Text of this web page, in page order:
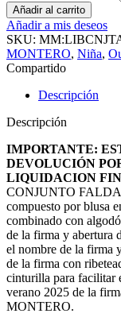
Añadir al carrito
Añadir a mis deseos
SKU:
MONTERO, Niña,
Compartido
Descripción
Descripción
IMPORTANTE:
DEVOLUCIÓN
LIQUIDACION
CONJUNTO
compuesto por blusa
combinado con
de la firma y abertura
el nombre de la firma
de la firma con
cinturilla para facilitar
verano 2025 de la
MONTERO.